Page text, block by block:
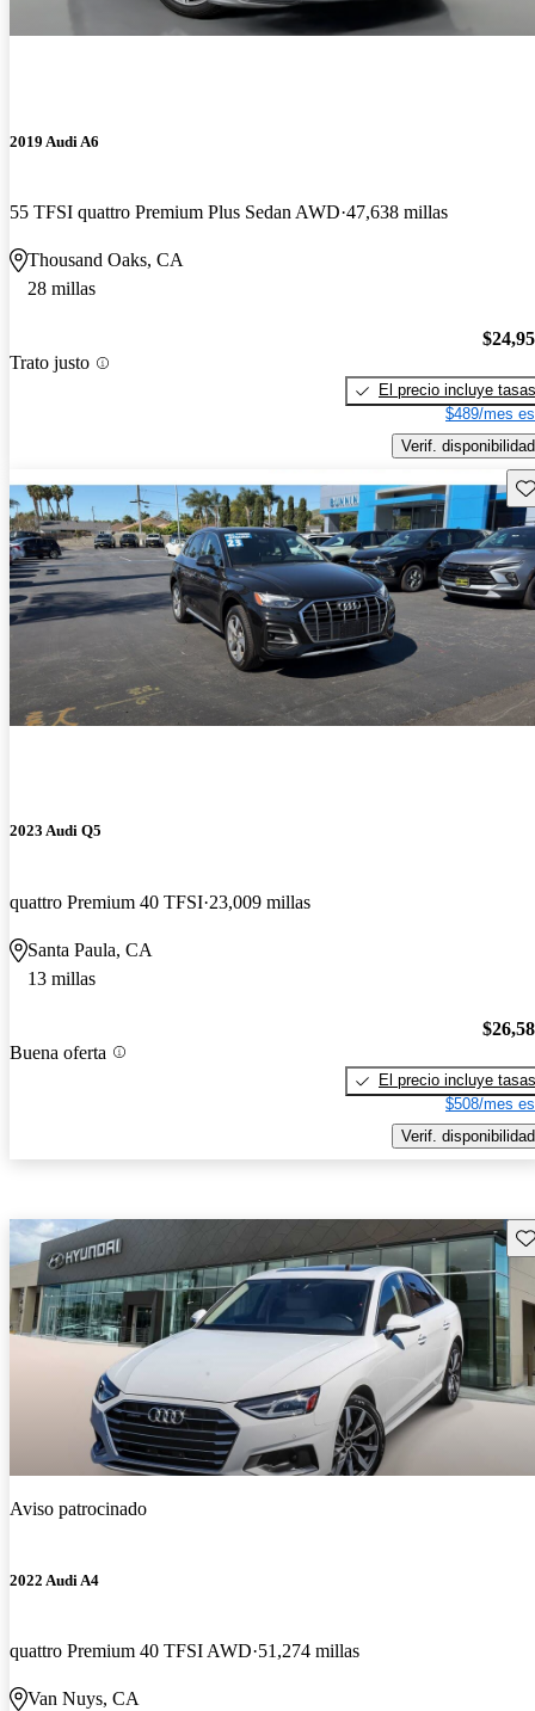
2019 Audi A6
55 TFSI quattro Premium Plus Sedan AWD 47,638 millas
Thousand Oaks, CA
28 millas
Trato justo
El precio incluye tasas
$489/mes
Verif. disponibilidad
2023 Audi Q5
quattro Premium 40 TFSI 23,009 millas
Santa Paula, CA
13 millas
Buena oferta
El precio incluye tasas
$508/mes
Verif. disponibilidad
Aviso patrocinado
2022 Audi A4
quattro Premium 40 TFSI AWD 51,274 millas
Van Nuys, CA